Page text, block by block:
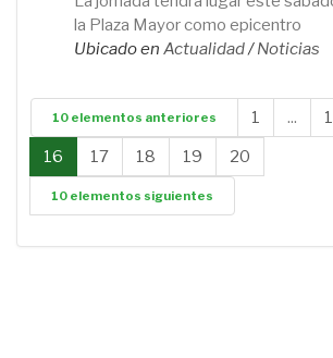
la Plaza Mayor como epicentro
Ubicado en Actualidad/Noticias
10 elementos anteriores 1 ...
16
17 18 19 20
10 elementos siguientes